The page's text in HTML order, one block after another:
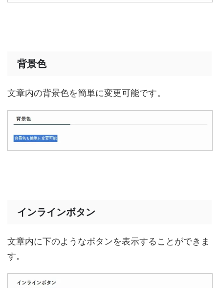
背景色
文章内の背景色を簡単に変更可能です。
インラインボタン
文章内に下のようなボタンを表示することができま
す。